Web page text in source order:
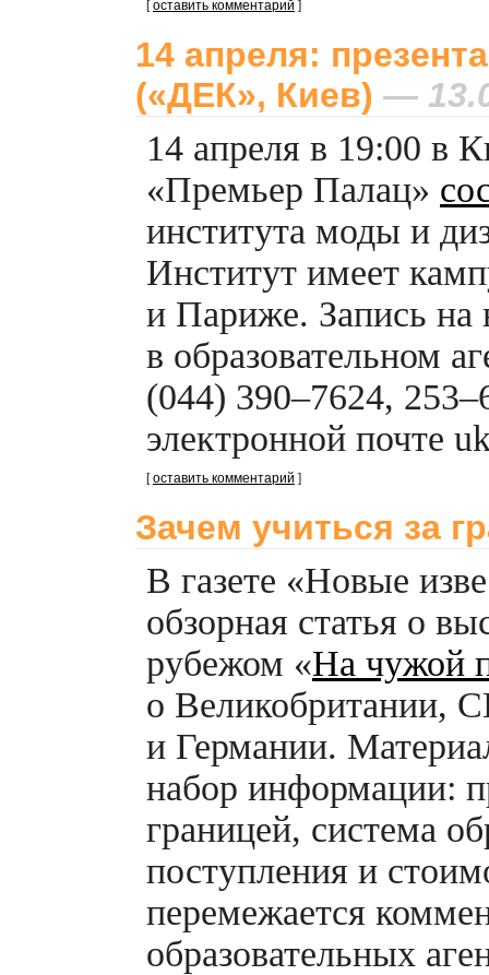
[оставить комментарий ]
14 апреля:
(«ДЕК», Киев) —
14 апреля в 19:00 в
«Премьер Палац»
института моды и
Институт имеет
и Париже. Запись на
в образовательном
(044) 390–7624,
электронной почте
[оставить комментарий ]
Зачем учиться за
В газете «Новые
обзорная статья о
рубежом «На чужой
о Великобритании,
и Германии.
набор информации:
границей, система
поступления и
перемежается
образовательных